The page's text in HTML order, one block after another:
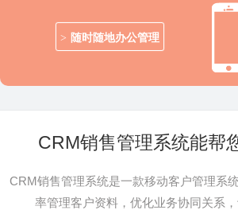
随时随地办公管理
CRM销售管理系统能帮
CRM销售管理系统是一款移动客户管理系
率管理客户资料，优化业务协同关系，